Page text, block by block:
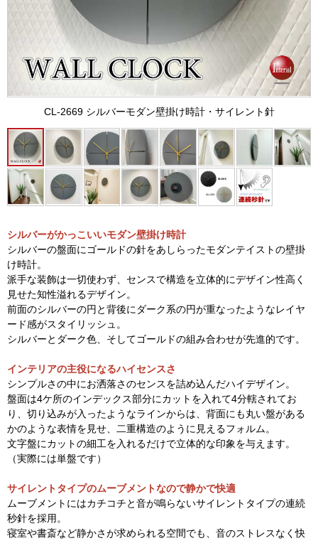
CL-2669 シルバーモダン壁掛け時計・サイレント針
シルバーがかっこいいモダン壁掛け時計
シルバーの盤面にゴールドの針をあしらったモダンテイストの壁掛
け時計。
派手な装飾は一切使わず、センスで構造を立体的にデザイン性高く
見せた知性溢れるデザイン。
前面のシルバーの円と背後にダーク系の円が重なったようなレイヤ
ード感がスタイリッシュ。
シルバーとダーク色、そしてゴールドの組み合わせが先進的です。
インテリアの主役になるハイセンスさ
シンプルさの中にお洒落さのセンスを詰め込んだハイデザイン。
盤面は4ケ所のインデックス部分にカットを入れて4分轄されてお
り、切り込みが入ったようなラインからは、背面にも丸い盤がある
かのような表情を見せ、二重構造のように見えるフォルム。
文字盤にカットの細工を入れるだけで立体的な印象を与えます。
（実際には単盤です）
サイレントタイプのムーブメントなので静かで快適
ムーブメントにはカチコチと音が鳴らないサイレントタイプの連続
秒針を採用。
寝室や書斎など静かさが求められる空間でも、音のストレスなく快